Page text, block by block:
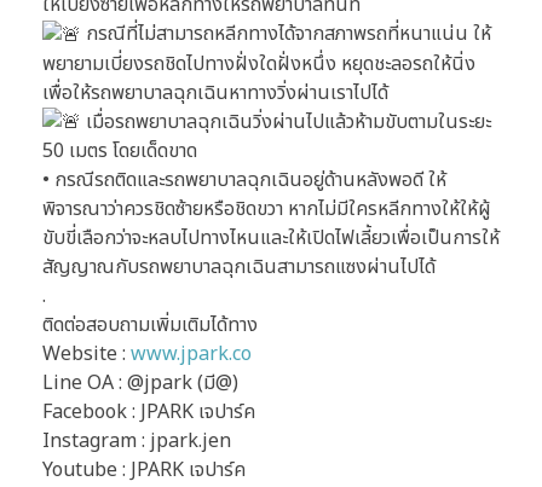
กรณีที่ไม่สามารถหลีกทางได้จากสภาพรถที่หนาแน่น ให้
พยายามเบี่ยงรถชิดไปทางฝั่งใดฝั่งหนึ่ง หยุดชะลอรถให้นิ่ง
เพื่อให้รถพยาบาลฉุกเฉินหาทางวิ่งผ่านเราไปได้
เมื่อรถพยาบาลฉุกเฉินวิ่งผ่านไปแล้วห้ามขับตามในระยะ
50 เมตร โดยเด็ดขาด
• กรณีรถติดและรถพยาบาลฉุกเฉินอยู่ด้านหลังพอดี ให้
พิจารณาว่าควรชิดซ้ายหรือชิดขวา หากไม่มีใครหลีกทางให้ให้ผู้
ขับขี่เลือกว่าจะหลบไปทางไหนและให้เปิดไฟเลี้ยวเพื่อเป็นการให้
สัญญาณกับรถพยาบาลฉุกเฉินสามารถแซงผ่านไปได้
.
ติดต่อสอบถามเพิ่มเติมได้ทาง
Website : www.jpark.co
Line OA : @jpark (มี@)
Facebook : JPARK เจปาร์ค
Instagram : jpark.jen
Youtube : JPARK เจปาร์ค